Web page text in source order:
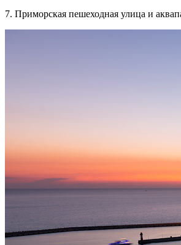
7. Приморская пешеходная улица и